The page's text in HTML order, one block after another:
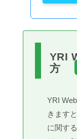
YRI
方
YRI
きます
に関す